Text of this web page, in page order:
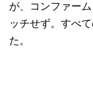
が、コンファー
ッチせず。すべ
た。